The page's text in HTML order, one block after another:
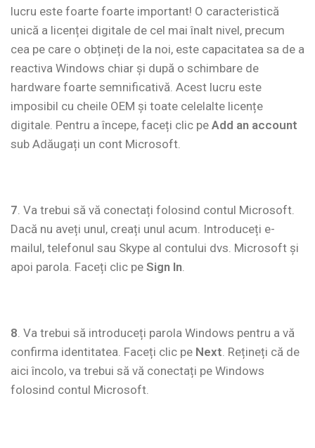
lucru este foarte foarte important! O caracteristică
unică a licenței digitale de cel mai înalt nivel, precum
cea pe care o obțineți de la noi, este capacitatea sa de a
reactiva Windows chiar și după o schimbare de
hardware foarte semnificativă. Acest lucru este
imposibil cu cheile OEM și toate celelalte licențe
digitale. Pentru a începe, faceți clic pe Add an account
sub Adăugați un cont Microsoft.
7. Va trebui să vă conectați folosind contul Microsoft.
Dacă nu aveți unul, creați unul acum. Introduceți e-
mailul, telefonul sau Skype al contului dvs. Microsoft și
apoi parola. Faceți clic pe Sign In.
8. Va trebui să introduceți parola Windows pentru a vă
confirma identitatea. Faceți clic pe Next. Rețineți că de
aici încolo, va trebui să vă conectați pe Windows
folosind contul Microsoft.